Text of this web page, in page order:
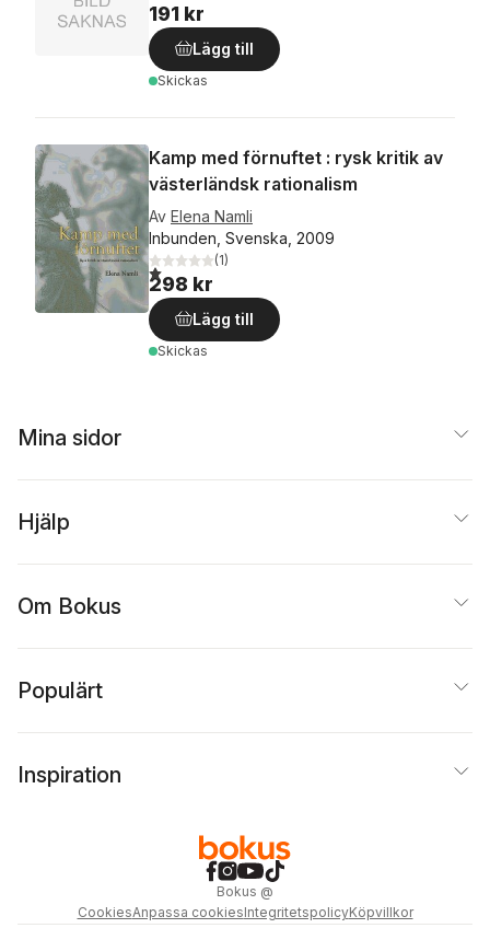
191 kr
Lägg till
Skickas
Kamp med förnuftet : rysk kritik av
västerländsk rationalism
Av Elena Namli
Inbunden, Svenska, 2009
1,0utav 5 stjärnor. Totalt antal röster:
(1)
298 kr
Lägg till
Skickas
Mina sidor
Hjälp
Om Bokus
Populärt
Inspiration
Bokus @
CookiesAnpassa cookiesIntegritetspolicyKöpvillkor